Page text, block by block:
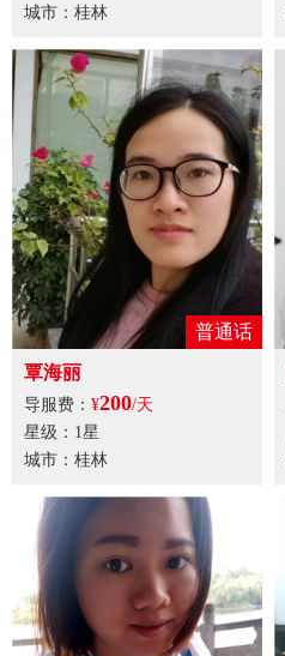
城市：桂林
普通话
覃海丽
导服费： ¥200/天
星级：1星
城市：桂林